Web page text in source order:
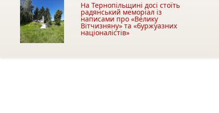
На Тернопільщині досі стоїть
радянський меморіал із
написами про «Велику
Вітчизняну» та «буржуазних
націоналістів»